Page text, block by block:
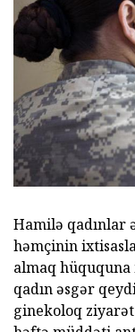
Hamilə qadınlar
həmçinin
almaq
qadın əsgər
ginekoloq